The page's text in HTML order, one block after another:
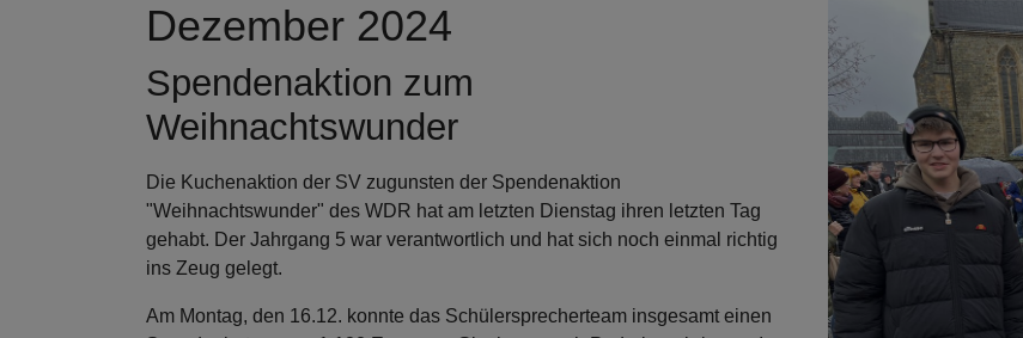
Dezember 2024
Spendenaktion zum
Weihnachtswunder
Die Kuchenaktion der SV zugunsten der Spendenaktion
"Weihnachtswunder" des WDR hat am letzten Dienstag ihren letzten Tag
gehabt. Der Jahrgang 5 war verantwortlich und hat sich noch einmal richtig
ins Zeug gelegt.
Am Montag, den 16.12. konnte das Schülersprecherteam insgesamt einen